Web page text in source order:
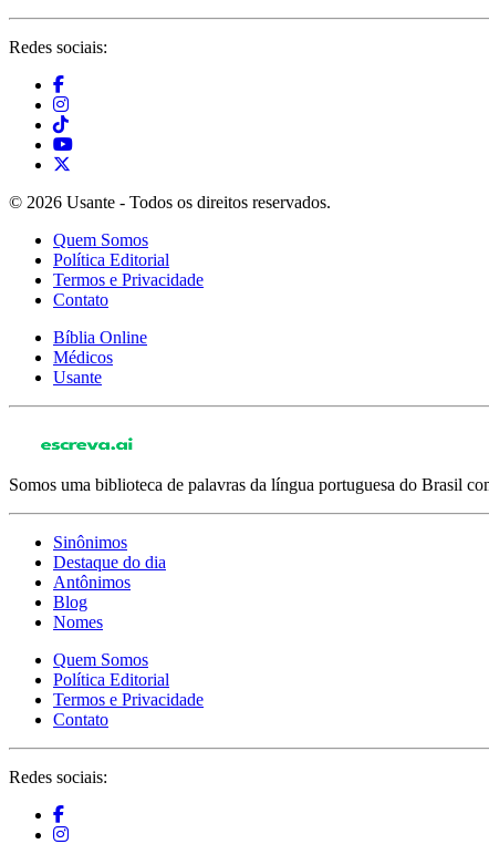
Redes sociais:
© 2026 Usante - Todos os direitos reservados.
Quem Somos
Política Editorial
Termos e Privacidade
Contato
Bíblia Online
Médicos
Usante
Somos uma biblioteca de palavras da língua portuguesa do Brasil
Sinônimos
Destaque do dia
Antônimos
Blog
Nomes
Quem Somos
Política Editorial
Termos e Privacidade
Contato
Redes sociais: